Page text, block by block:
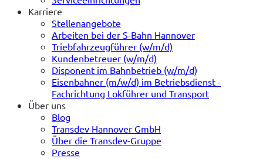
Karriere
Stellenangebote
Arbeiten bei der S-Bahn Hannover
Triebfahrzeugführer (w/m/d)
Kundenbetreuer (w/m/d)
Disponent im Bahnbetrieb (w/m/d)
Eisenbahner (m/w/d) im Betriebsdienst -
Fachrichtung Lokführer und Transport
Über uns
Blog
Transdev Hannover GmbH
Über die Transdev-Gruppe
Presse